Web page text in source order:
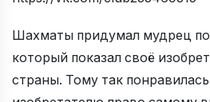
Шахматы придумал мудрец
который показал своё
страны. Тому так